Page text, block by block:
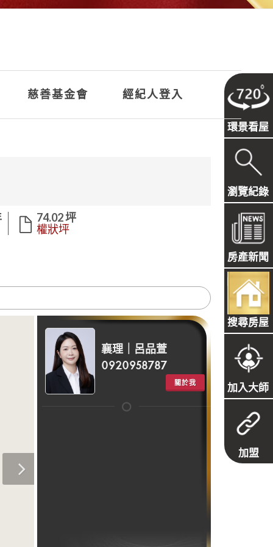
慈善基金會 經紀人登入
環景看屋
瀏覽紀錄
房產新聞
搜尋房屋
加入大師
加盟
74.02 坪
權狀坪
襄理｜呂品萱
0920958787
關於我